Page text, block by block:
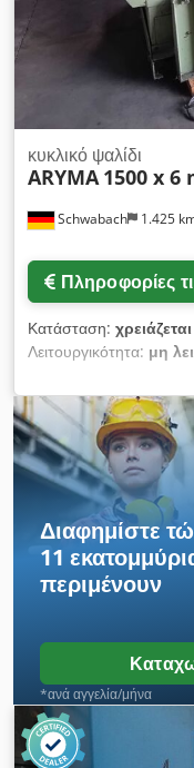
Schwabach 1.425
κυκλικό ψαλίδι
ARYMA 1500 x 6
Πληροφορίες
Κατάσταση:
Λειτουργικότητα: μη
χωρητικότητα 1500 x
πρέπει να ανανεωθεί
Abfok
Διαφημίστε
11
περιμένουν
*ανά αγγελία/μήνα